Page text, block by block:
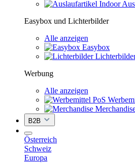
Easybox und Lichterbilder
Alle anzeigen
Easybox
Werbung
Alle anzeigen
B2B
Österreich
Schweiz
Europa